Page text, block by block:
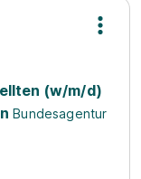
(w/m/d)
Bundesagentur